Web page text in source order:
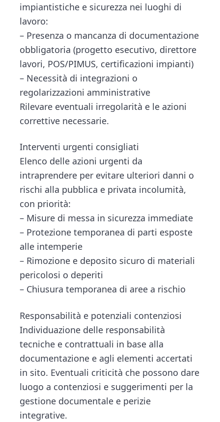
impiantistiche e sicurezza nei luoghi di
lavoro:
– Presenza o mancanza di documentazione
obbligatoria (progetto esecutivo, direttore
lavori, POS/PIMUS, certificazioni impianti)
– Necessità di integrazioni o
regolarizzazioni amministrative
Rilevare eventuali irregolarità e le azioni
correttive necessarie.
Interventi urgenti consigliati
Elenco delle azioni urgenti da
intraprendere per evitare ulteriori danni o
rischi alla pubblica e privata incolumità,
con priorità:
– Misure di messa in sicurezza immediate
– Protezione temporanea di parti esposte
alle intemperie
– Rimozione e deposito sicuro di materiali
pericolosi o deperiti
– Chiusura temporanea di aree a rischio
Responsabilità e potenziali contenziosi
Individuazione delle responsabilità
tecniche e contrattuali in base alla
documentazione e agli elementi accertati
in sito. Eventuali criticità che possono dare
luogo a contenziosi e suggerimenti per la
gestione documentale e perizie
integrative.